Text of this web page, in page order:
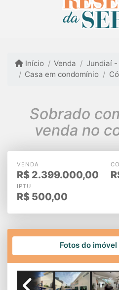
Início Venda
Jundiaí -
Casa em condomínio
Sobrado
venda no
Reserva
VENDA
R$ 2.399.000,00
IPTU
R$ 500,00
Fotos do imóvel